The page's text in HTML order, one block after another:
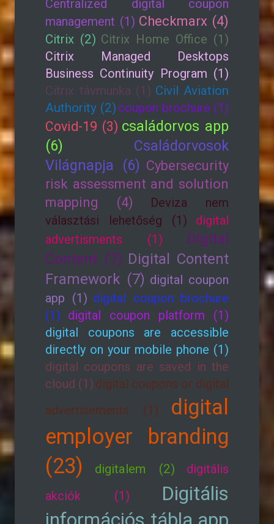
Centralized digital coupon
management (1) Checkmarx (4)
Citrix (2) Citrix Home Office (1)
Citrix Managed Desktops
Business Continuity Program (1)
Citrix távmunka (1) Civil Aviation
Authority (2) coupon brochure (1)
Covid-19 (3) családorvos app
(6)
Családorvosok
Világnapja (6) Cybersecurity
risk assessment and solution
mapping (4)
Deviza nem
választási lehetőség (1)
digital
advertisments (1)
Digital
Content (7) Digital Content
Framework (7) digital coupon
app (1) digital coupon brochure
(1) digital coupon platform (1)
digital coupons are accessible
directly on your mobile phone (1)
digital coupons are saved in the
cloud (1) digital coupons or digital
advertisements (1)
digital
employer branding
(23)
digitalem (2)
digitális
akciók (1)
Digitális